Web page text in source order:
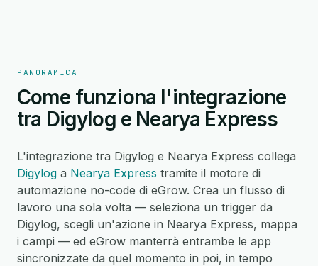
PANORAMICA
Come funziona l'integrazione
tra Digylog e Nearya Express
L'integrazione tra Digylog e Nearya Express collega
Digylog a Nearya Express tramite il motore di
automazione no-code di eGrow. Crea un flusso di
lavoro una sola volta — seleziona un trigger da
Digylog, scegli un'azione in Nearya Express, mappa
i campi — ed eGrow manterrà entrambe le app
sincronizzate da quel momento in poi, in tempo